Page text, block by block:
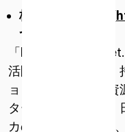
株式会社 ispace (
ついて
「Expand our
活圏を宇宙に広げ、
ョンに掲げ、月面
タートアップ企業。
カの3拠点で活動し